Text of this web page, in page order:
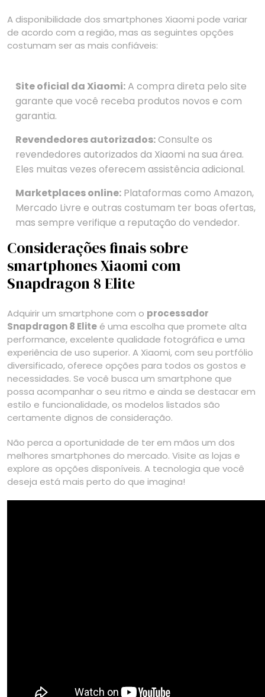
A disponibilidade dos smartphones Xiaomi pode variar
de acordo com a região, mas as seguintes opções
costumam ser as mais confiáveis:
Site oficial da Xiaomi:A compra direta pelo site
garante que você receba produtos novos e com
garantia.
Revendedores autorizados:Consulte os
revendedores autorizados da Xiaomi na sua área.
Eles muitas vezes oferecem assistência adicional.
Marketplaces online: Plataformas como Amazon,
Mercado Livre e outras costumam ter boas ofertas,
mas sempre verifique a reputação do vendedor.
Considerações finais sobre
smartphones Xiaomi com
Snapdragon 8 Elite
Adquirir um smartphone com o processador
Snapdragon 8 Elite é uma escolha que promete alta
performance, excelente qualidade fotográfica e uma
experiência de uso superior. A Xiaomi, com seu portfólio
diversificado, oferece opções para todos os gostos e
necessidades. Se você busca um smartphone que
possa acompanhar o seu ritmo e ainda se destacar em
estilo e funcionalidade, os modelos listados são
certamente dignos de consideração.
Não perca a oportunidade de ter em mãos um dos
melhores smartphones do mercado. Visite as lojas e
explore as opções disponíveis. A tecnologia que você
deseja está mais perto do que imagina!